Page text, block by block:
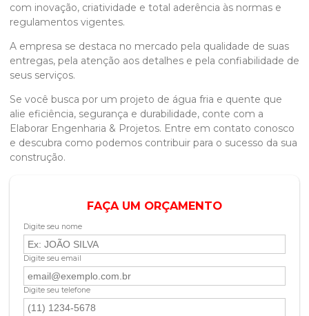
com inovação, criatividade e total aderência às normas e
regulamentos vigentes.
A empresa se destaca no mercado pela qualidade de suas
entregas, pela atenção aos detalhes e pela confiabilidade de
seus serviços.
Se você busca por um projeto de água fria e quente que
alie eficiência, segurança e durabilidade, conte com a
Elaborar Engenharia & Projetos. Entre em contato conosco
e descubra como podemos contribuir para o sucesso da sua
construção.
FAÇA UM ORÇAMENTO
Digite seu nome
Digite seu email
Digite seu telefone